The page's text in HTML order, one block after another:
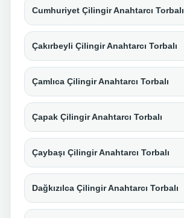
Cumhuriyet Çilingir Anahtarcı Torbalı
Çakırbeyli Çilingir Anahtarcı Torbalı
Çamlıca Çilingir Anahtarcı Torbalı
Çapak Çilingir Anahtarcı Torbalı
Çaybaşı Çilingir Anahtarcı Torbalı
Dağkızılca Çilingir Anahtarcı Torbalı